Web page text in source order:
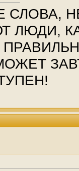
СЛОВА,
ЛЮДИ,